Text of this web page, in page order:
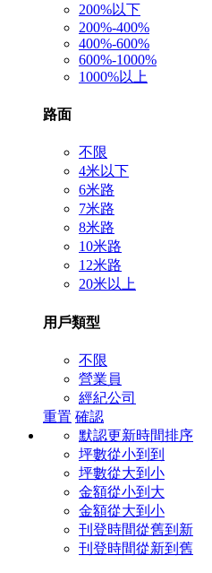
200%以下
200%-400%
400%-600%
600%-1000%
1000%以上
路面
不限
4米以下
6米路
7米路
8米路
10米路
12米路
20米以上
用戶類型
不限
營業員
經紀公司
重置 確認
默認更新時間排序
坪數從小到到
坪數從大到小
金額從小到大
金額從大到小
刊登時間從舊到新
刊登時間從新到舊